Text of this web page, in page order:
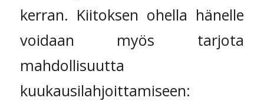
kerran. Kiitoksen ohella hänelle
voidaan myös tarjota
mahdollisuutta
kuukausilahjoittamiseen: